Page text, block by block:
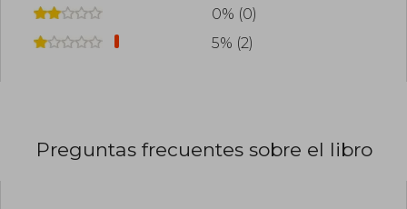
0% (0)
5% (2)
Preguntas frecuentes sobre el libro